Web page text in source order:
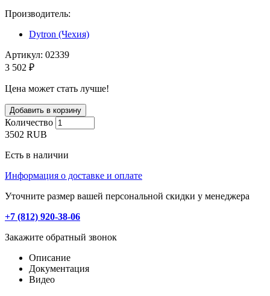
Производитель:
Dytron (Чехия)
Артикул: 02339
3 502 ₽
Цена может стать лучше!
Количество
3502 RUB
Есть в наличии
Информация о доставке и оплате
Уточните размер вашей персональной скидки у менеджера
+7 (812) 920-38-06
Закажите обратный звонок
Описание
Документация
Видео